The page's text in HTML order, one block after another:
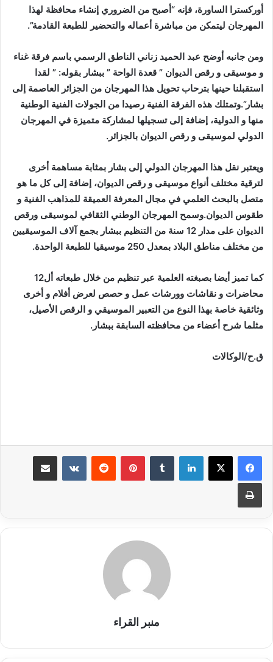
أوركسترا الساورة، فإنه “أصبح من الضروري إنشاء محافظة لهذا
المهرجان ليتمكن من مباشرة أعماله والتحضير للطبعة القادمة”.
ومن جانبه أوضح عبد الحميد زناني الناطق الرسمي باسم فرقة غناء
و موسيقى و رقص الديوان ” قعدة الواحة ” ببشار بقوله: ” لقدا
استقبلنا حينها بترحاب تحويل هذا المهرجان من الجزائر العاصمة إلى
بشار”.وتمتلك هذه الفرقة الفنية رصيدا من الجولات الفنية الوطنية
منها و الدولية، إضافة إلى تسجيلها لمشاركة متميزة في المهرجان
الدولي لموسيقى و رقص الديوان بالجزائر.
ويعتبر نقل هذا المهرجان الدولي إلى بشار بمثابة مساهمة أخرى
لترقية مختلف أنواع موسيقى و رقص الديوان، إضافة إلى كل ما هو
متصل بالبحث العلمي في مجال المعرفة العميقة للمذاهب الفنية و
طقوس الديوان.وسمح المهرجان الوطني الثقافي لموسيقى ورقص
الديوان على مدار 12 سنة من التنظيم ببشار بجمع آلاف الموسيقيين
من مختلف مناطق البلاد بمعدل 250 موسيقيا للطبعة الواحدة.
كما تميز أيضا بصبغته العلمية عبر تنظيم من خلال طبعاته أل12
محاضرات و نقاشات وورشات عمل و حصص لعرض أفلام و أخرى
وثائقية خاصة بهذا النوع من التعبير الموسيقي و الرقص الأصيل،
مثلما شرح أعضاء من محافظته السابقة ببشار.
ق.ح/الوكالات
لينكدإن بينتيريست
طباعة
منبر القراء